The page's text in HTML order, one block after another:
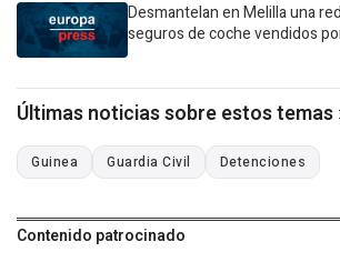
Desmantelan en Melilla una
seguros de coche vendidos
Últimas noticias sobre estos temas
Guinea Guardia Civil Detenciones
Contenido patrocinado